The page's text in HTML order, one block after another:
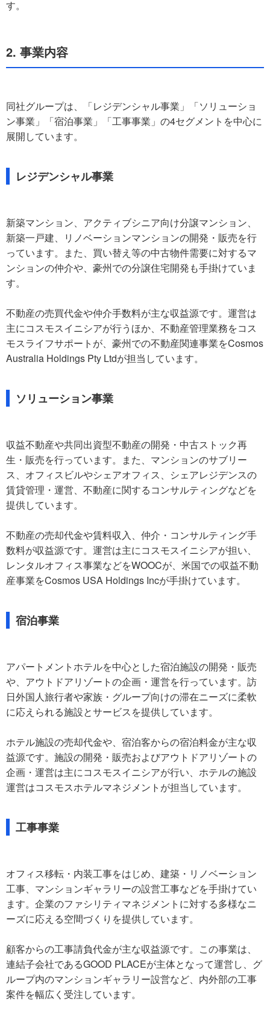
す。
2. 事業内容
同社グループは、「レジデンシャル事業」「ソリューショ
ン事業」「宿泊事業」「工事事業」の4セグメントを中心に
展開しています。
レジデンシャル事業
新築マンション、アクティブシニア向け分譲マンション、
新築一戸建、リノベーションマンションの開発・販売を行
っています。また、買い替え等の中古物件需要に対するマ
ンションの仲介や、豪州での分譲住宅開発も手掛けていま
す。
不動産の売買代金や仲介手数料が主な収益源です。運営は
主にコスモスイニシアが行うほか、不動産管理業務をコス
モスライフサポートが、豪州での不動産関連事業をCosmos
Australia Holdings Pty Ltdが担当しています。
ソリューション事業
収益不動産や共同出資型不動産の開発・中古ストック再
生・販売を行っています。また、マンションのサブリー
ス、オフィスビルやシェアオフィス、シェアレジデンスの
賃貸管理・運営、不動産に関するコンサルティングなどを
提供しています。
不動産の売却代金や賃料収入、仲介・コンサルティング手
数料が収益源です。運営は主にコスモスイニシアが担い、
レンタルオフィス事業などをWOOCが、米国での収益不動
産事業をCosmos USA Holdings Incが手掛けています。
宿泊事業
アパートメントホテルを中心とした宿泊施設の開発・販売
や、アウトドアリゾートの企画・運営を行っています。訪
日外国人旅行者や家族・グループ向けの滞在ニーズに柔軟
に応えられる施設とサービスを提供しています。
ホテル施設の売却代金や、宿泊客からの宿泊料金が主な収
益源です。施設の開発・販売およびアウトドアリゾートの
企画・運営は主にコスモスイニシアが行い、ホテルの施設
運営はコスモスホテルマネジメントが担当しています。
工事事業
オフィス移転・内装工事をはじめ、建築・リノベーション
工事、マンションギャラリーの設営工事などを手掛けてい
ます。企業のファシリティマネジメントに対する多様なニ
ーズに応える空間づくりを提供しています。
顧客からの工事請負代金が主な収益源です。この事業は、
連結子会社であるGOOD PLACEが主体となって運営し、グ
ループ内のマンションギャラリー設営など、内外部の工事
案件を幅広く受注しています。